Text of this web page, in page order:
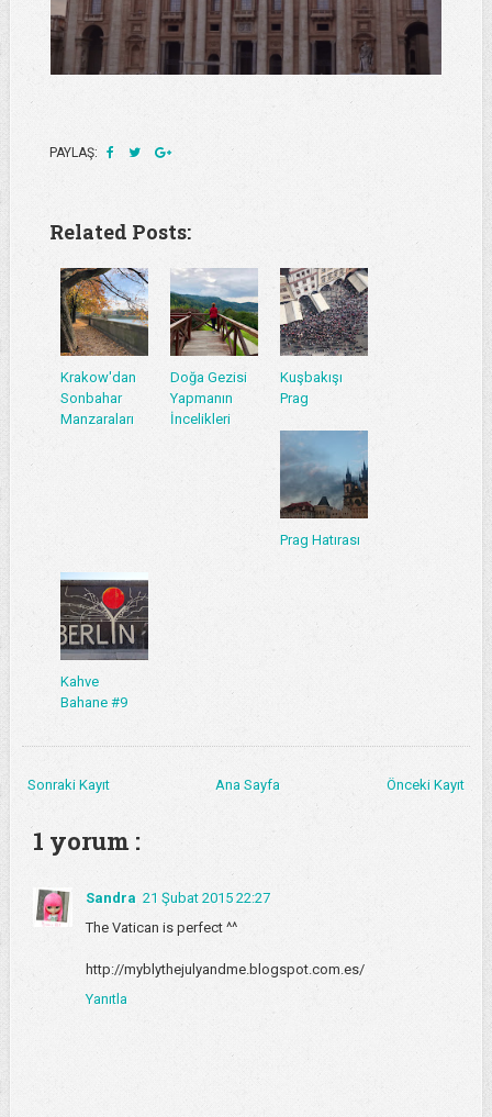
PAYLAŞ:
Related Posts:
Krakow'dan
Sonbahar
Manzaraları
Doğa Gezisi
Yapmanın
İncelikleri
Kuşbakışı
Prag
Prag Hatırası
Kahve
Bahane #9
Sonraki Kayıt Önceki Kayıt
Ana Sayfa
1 yorum :
Sandra 21 Şubat 2015 22:27
The Vatican is perfect ^^
http://myblythejulyandme.blogspot.com.es/
Yanıtla